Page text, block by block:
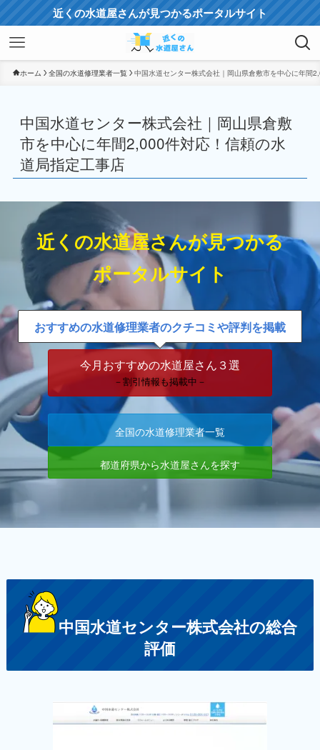
近くの水道屋さんが見つかるポータルサイト
ホーム 全国の水道修理業者一覧 中国水道センター株式会社｜岡山県倉敷市を中心に年間
中国水道センター株式会社｜岡山県倉敷
市を中心に年間2,000件対応！信頼の水
道局指定工事店
近くの水道屋さんが見つかる
ポータルサイト
おすすめの水道修理業者のクチコミや評判を掲載
今月おすすめの水道屋さん３選
－割引情報も掲載中－
全国の水道修理業者一覧
都道府県から水道屋さんを探す
中国水道センター株式会社の総合
評価